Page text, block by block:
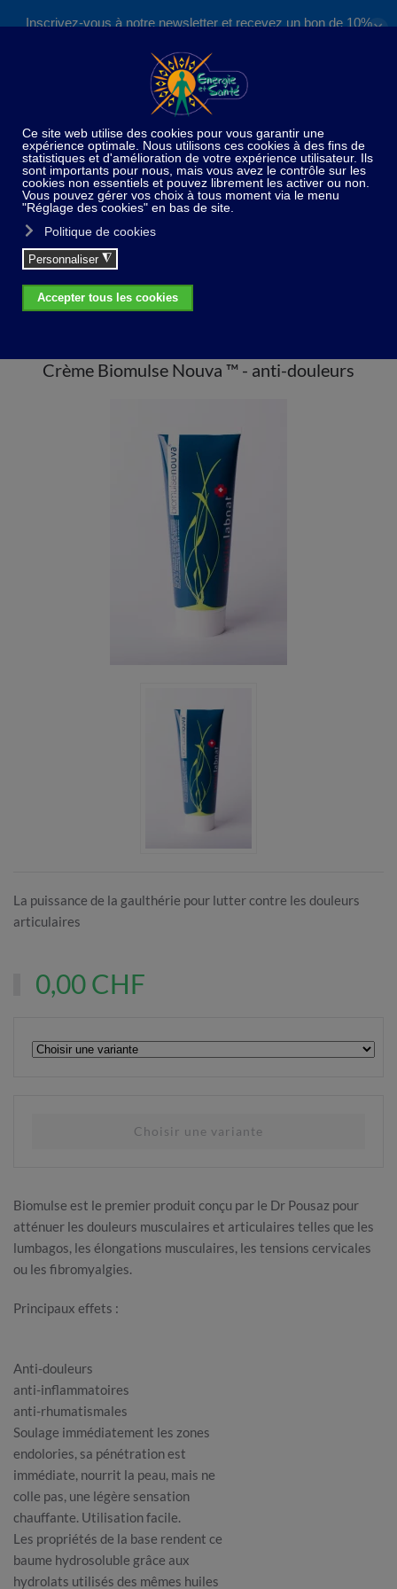
Inscrivez-vous à notre newsletter et recevez un bon de 10%
S'inscrire
✕
Home Traitement de la peau
Nouva ™ - anti-douleurs
Crème Biomulse Nouva ™ - anti-douleurs
La puissance de la gaulthérie pour lutter contre les douleurs
articulaires
0,00 CHF
Biomulse est le premier produit conçu par le Dr Pousaz pour
atténuer les douleurs musculaires et articulaires telles que les
lumbagos, les élongations musculaires, les tensions cervicales
ou les fibromyalgies.
Principaux effets :
Anti-douleurs
anti-inflammatoires
anti-rhumatismales
Soulage immédiatement les zones
endolories, sa pénétration est
immédiate, nourrit la peau, mais ne
colle pas, une légère sensation
chauffante. Utilisation facile.
Les propriétés de la base rendent ce
baume hydrosoluble grâce aux
hydrolats utilisés des mêmes huiles